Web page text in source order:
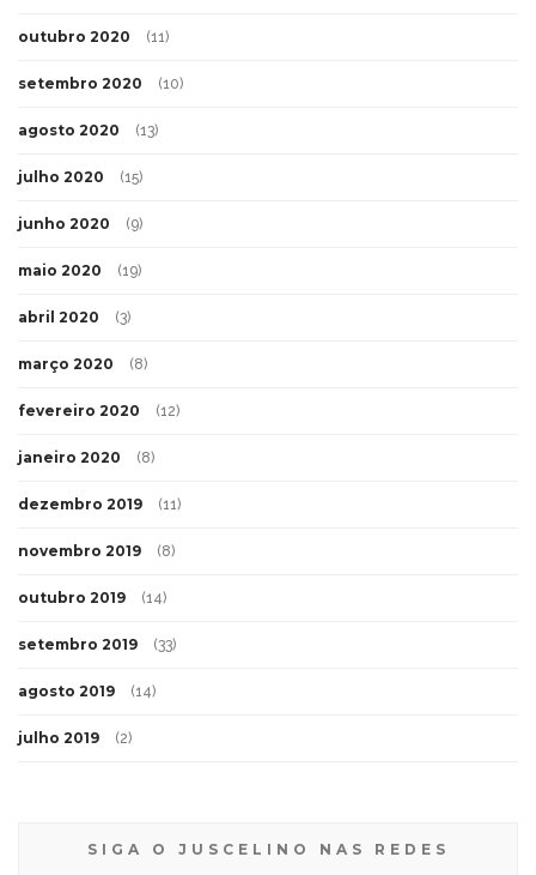
outubro 2020 (11)
setembro 2020 (10)
agosto 2020 (13)
julho 2020 (15)
junho 2020 (9)
maio 2020 (19)
abril 2020 (3)
março 2020 (8)
fevereiro 2020 (12)
janeiro 2020 (8)
dezembro 2019 (11)
novembro 2019 (8)
outubro 2019 (14)
setembro 2019 (33)
agosto 2019 (14)
julho 2019 (2)
SIGA O JUSCELINO NAS REDES